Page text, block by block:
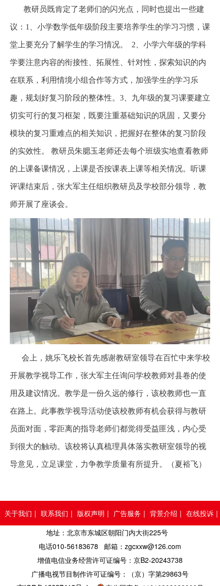
教研员既肯定了老师们的闪光点，同时也提出一些建
议：1、小学数学低年级阶段主要培养学生的学习习惯，课
堂上要充分了解学生的学习情况。 2、小学六年级的学科
学要注意内容的衔接性、拓展性、针对性，探索知识的内
在联系，利用情境小组合作等方式，加强学生的学习乐
趣，规划好复习阶段的整体性。3、九年级的复习课要建立
切实可行的复习框架，既要注重基础知识的巩固，又要分
模块的复习重难点的相关知识，把握好在整体的复习阶段
的实效性。 教研员朱腮玉老师还去每个班级实地查看教师
的上课备课情况，上课是否按课表上课等相关情况。听课
评课结束后，张大军主任组织教研员及学校部分领导，教
师开展了座谈会。
会上，姚乐飞校长首先感谢教研室领导在百忙中来学校
开展教学视导工作，张大军主任询问学校教师对县卷的使
用及建议情况。教学是一份久远的修行，该校教师也一直
在路上。此事教学视导活动使该校教师有机会获得与教研
员面对面，零距离的指导老师们都觉得受益匪浅，内心受
到很大的触动。该校将认真梳理具体落实教研室领导的视
导意见，立足课堂，力争教学质量有所提升。（夏裕飞）
关于我们 | 联系我们 | 版权声明 | 广告服务 | 背景介绍 | 在线投诉 |
人员查询
地址：北京市东城区朝阳门内大街225号
电话010-56183678 邮箱：zgcxxw@126.com
增值电信业务经营许可证编号：京B2-20243738
广播电视节目制作许可证编号：（京）字第29863号